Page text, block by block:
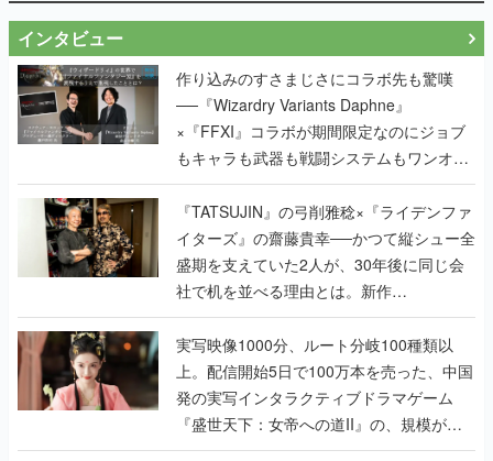
インタビュー
作り込みのすさまじさにコラボ先も驚嘆
──『Wizardry Variants Daphne』
×『FFXI』コラボが期間限定なのにジョブ
もキャラも武器も戦闘システムもワンオフ
で作り込まれた理由を両ディレクターに聞
く
『TATSUJIN』の弓削雅稔×『ライデンファ
イターズ』の齋藤貴幸──かつて縦シュー全
盛期を支えていた2人が、30年後に同じ会
社で机を並べる理由とは。新作
『TATSUJIN EXTREME』で初タッグを組
んだレジェンド2人に訊く開発秘話
実写映像1000分、ルート分岐100種類以
上。配信開始5日で100万本を売った、中国
発の実写インタラクティブドラマゲーム
『盛世天下：女帝への道II』の、規模が違
うこだわりをプロデューサーに聞いた